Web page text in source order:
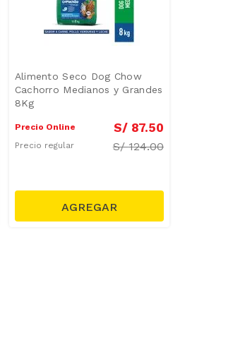
Alimento Seco Dog Chow
Cachorro Medianos y Grandes
8Kg
Precio Online S/ 87.50
Precio regular S/124.00